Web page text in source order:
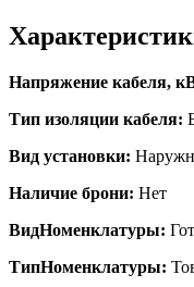
Напряжение кабеля,
Тип изоляции кабеля:
Вид установки:
Наличие брони: Нет
ВидНоменклатуры:
ТипНоменклатуры: